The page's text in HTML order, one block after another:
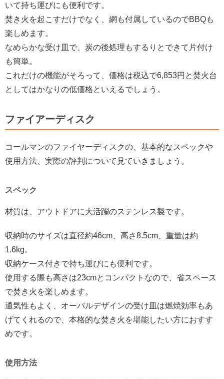
いて持ち運びにも便利です。
焚き火を起こすだけでなく、網も付属しているのでBBQも
楽しめます。
なめらかな受け皿で、炭の後処理もするりとできて片付け
も簡単。
これだけの機能がそろって、価格は税込で6,853円と焚火台
としてはかなりの低価格といえるでしょう。
ファイアーディスク
コールマンのファイヤーディスクの、基本的なスペックや
使用方法、実際の評判について見ていきましょう。
スペック
材質は、アウトドアに大活躍のステンレス製です。
収納時のサイズは直径約46cm、高さ8.5cm、重量は約
1.6kg。
収納ケース付きで持ち運びにも便利です。
使用する際も高さは23cmとコンパクトなので、省スペース
で焚き火を楽しめます。
通気性もよく、オーバルデザインの受け皿は燃焼効率もあ
げてくれるので、本格的な焚き火を堪能したい方におすす
めです。
使用方法